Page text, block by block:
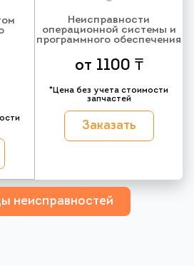
Неисправности
операционной системы и
программного обеспечения
от 1100 ₸
*Цена без учета стоимости
запчастей
Заказать
неисправностей